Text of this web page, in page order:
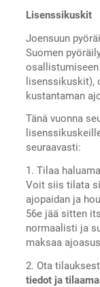
Lisenssikuskit
Joensuun
Suomen
lisenssikuskit),
kustantaman
Tänä vuonna
seuraavasti:
1. Tilaa
Voit siis tilata
ajopaidan ja
56e jää sitten
normaalisti ja
maksaa
2. Ota
tiedot ja